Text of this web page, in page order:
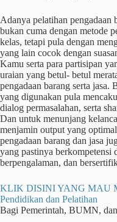
Adanya pelatihan pengadaan
bukan cuma dengan metode
kelas, tetapi pula dengan
yang lain cocok dengan
Kamu serta para partisipan
uraian yang betul- betul
pengadaan barang serta jasa.
yang digunakan pula
dialog permasalahan, serta
Dan untuk menunjang
menjamin output yang
pengadaan barang dan jasa
yang pastinya berkompetensi
berpengalaman, dan
KLIK DISINI YANG MAU
Pendidikan dan Pelatihan
Bagi Pemerintah, BUMN,